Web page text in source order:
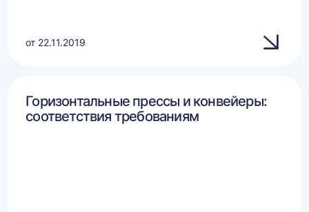
от 22.11.2019
Горизонтальные прессы и конвейеры:
соответствия требованиям